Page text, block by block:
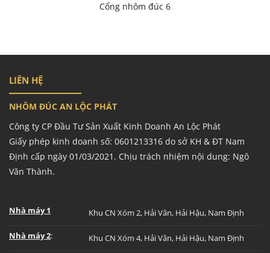
Cổng nhôm đúc 6
LIÊN HỆ
NHÔM ĐÚC AN LỘC PHÁT
Công ty CP Đầu Tư Sản Xuất Kinh Doanh An Lộc Phát
Giấy phép kinh doanh số: 0601213316 do sở KH & ĐT Nam
Định cấp ngày 01/03/2021. Chịu trách nhiệm nội dung: Ngô
Văn Thành.
Nhà máy 1 Khu CN Xóm 2, Hải Vân, Hải Hậu, Nam Định
Nhà máy 2: Khu CN Xóm 4, Hải Vân, Hải Hậu, Nam Định